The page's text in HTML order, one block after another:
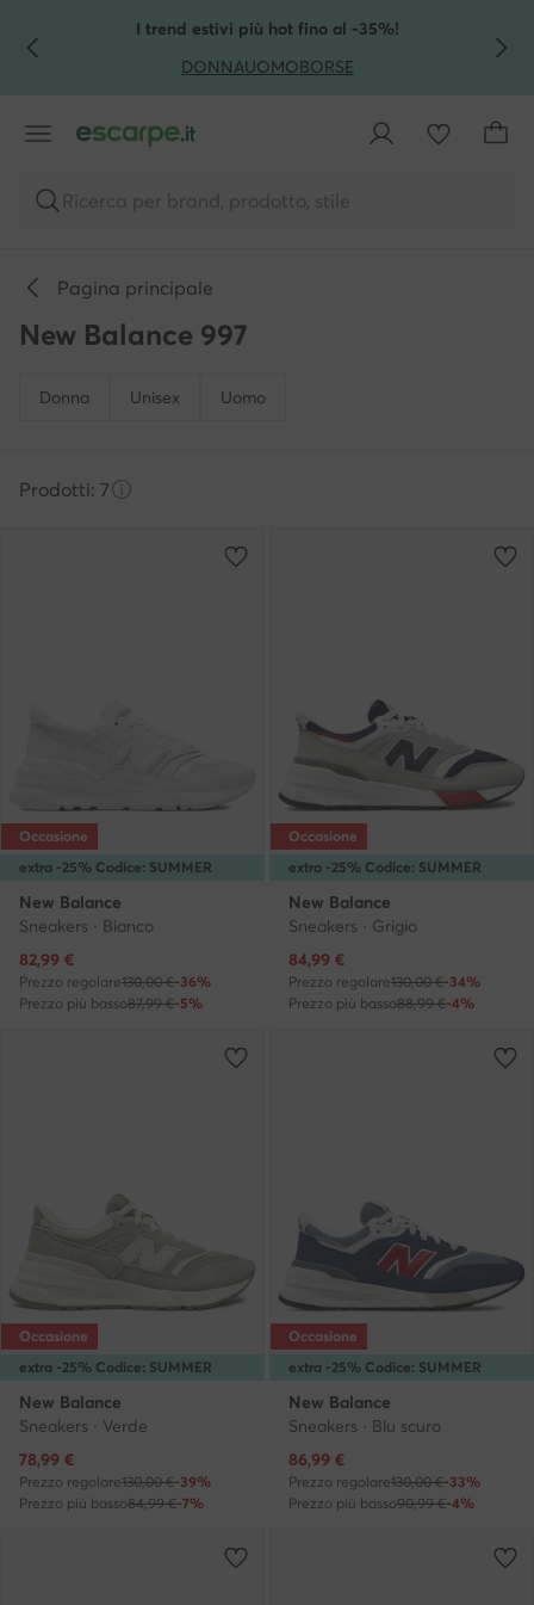
VAI AL CONTENUTO PRINCIPALE
VAI ALLA RICERCAI trend estivi più hot fino al -35%!
DONNAUOMOBORSE
Ricerca per brand, prodotto, stile
Pagina principale
New Balance 997
Donna Unisex Uomo
Prodotti: 7
extra -25% Codice: SUMMER
Occasione
New Balance
Sneakers · Bianco
Prezzo attuale
82,99 €
Prezzo regolare130,00 €-36%
Prezzo più basso87,99 €-5%
extra -25% Codice: SUMMER
Occasione
New Balance
Sneakers · Grigio
Prezzo attuale
84,99 €
Prezzo regolare130,00 €-34%
Prezzo più basso88,99 €-4%
extra -25% Codice: SUMMER
Occasione
New Balance
Sneakers · Verde
Prezzo attuale
78,99 €
Prezzo regolare130,00 €-39%
Prezzo più basso84,99 €-7%
extra -25% Codice: SUMMER
Occasione
New Balance
Sneakers · Blu scuro
Prezzo attuale
86,99 €
Prezzo regolare130,00 €-33%
Prezzo più basso90,99 €-4%